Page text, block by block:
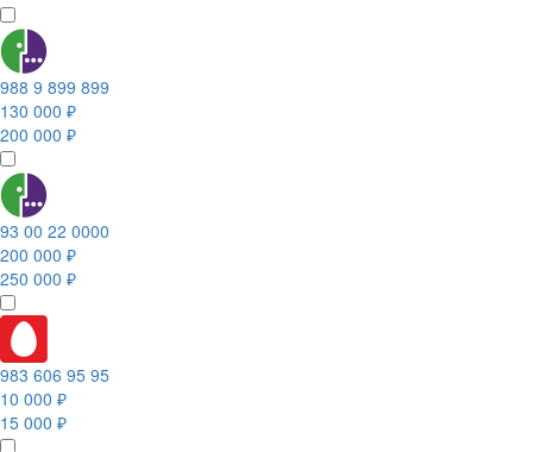
988 9 899 899
130 000 ₽
200 000 ₽
93 00 22 0000
200 000 ₽
250 000 ₽
983 606 95 95
10 000 ₽
15 000 ₽